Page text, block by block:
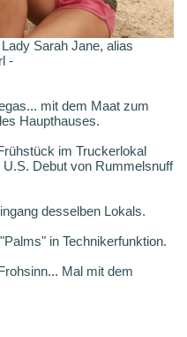
Sarah Jane, alias
-
mit dem Maat zum
Haupthauses.
im Truckerlokal
Debut von Rummelsnuff
desselben Lokals.
in Technikerfunktion.
Mal mit dem